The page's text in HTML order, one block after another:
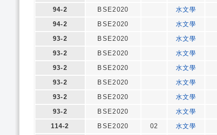
94-2
BSE2020
水文學
94-2
BSE2020
水文學
93-2
BSE2020
水文學
93-2
BSE2020
水文學
93-2
BSE2020
水文學
93-2
BSE2020
水文學
93-2
BSE2020
水文學
93-2
BSE2020
水文學
114-2
BSE2020 02
水文學